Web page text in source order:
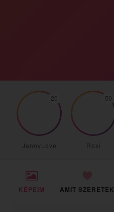
JennyLove
20
Roxi
50
KÉPEIM AMIT SZERETEK